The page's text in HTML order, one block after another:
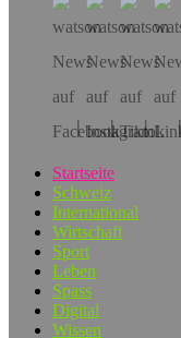
Startseite
Schweiz
International
Wirtschaft
Sport
Leben
Spass
Digital
Wissen